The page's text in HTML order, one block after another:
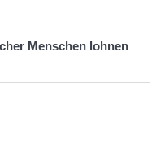
Menschen lohnen